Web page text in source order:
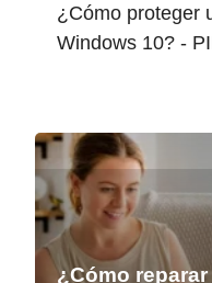
¿Cómo proteger
Windows 10? -
¿Cómo